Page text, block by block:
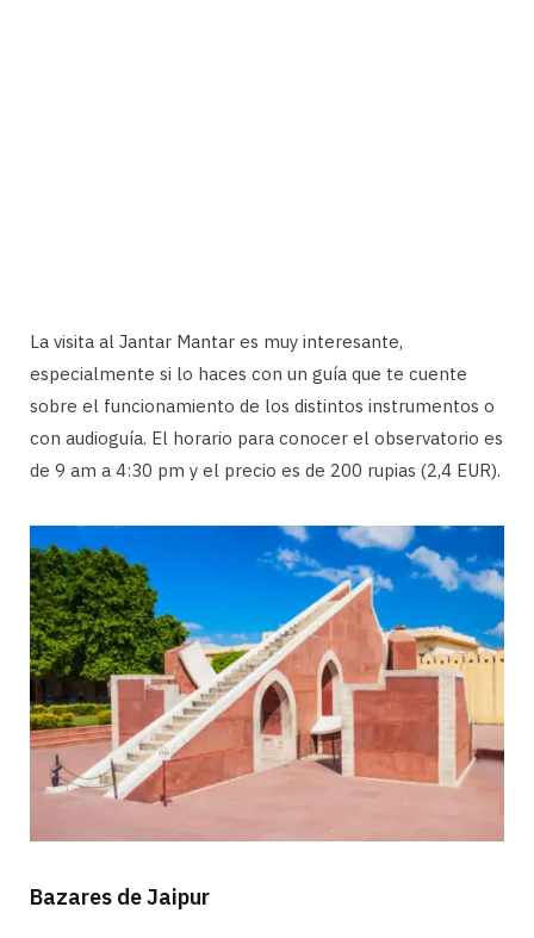
La visita al Jantar Mantar es muy interesante,
especialmente si lo haces con un guía que te cuente
sobre el funcionamiento de los distintos instrumentos o
con audioguía. El horario para conocer el observatorio es
de 9 am a 4:30 pm y el precio es de 200 rupias (2,4 EUR).
Bazares de Jaipur